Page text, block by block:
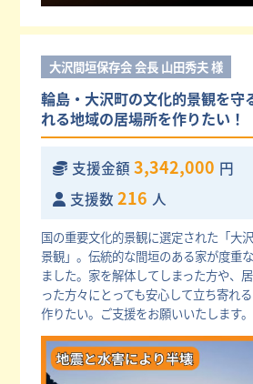
大沢間垣保存会 会長 山田秀夫 様
輪島・大沢町の文化的景観を守
れる地域の居場所を作りたい！
支援金額 3,342,000 円
支援数 216 人
国の重要文化的景観に選定された「大
景観」。伝統的な間垣のある家が度重
ました。家を解体してしまった方や、
った方々にとっても安心して立ち寄れ
作りたい。ご支援をお願いいたします。